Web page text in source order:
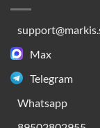
Max
Telegram
Whatsapp